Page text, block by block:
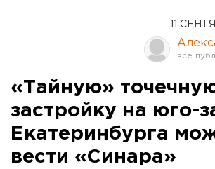
11
«Тайную»
застройку на юго-
Екатеринбурга
вести «Синара»